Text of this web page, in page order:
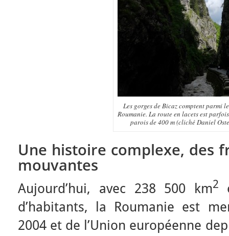
Les gorges de Bicaz comptent parmi
Roumanie. La route en lacets est
parois de 400 m (cliché Daniel
Une histoire complexe, des
mouvantes
Aujourd’hui, avec 238 500 km2
d’habitants, la Roumanie est
2004 et de l’Union européenne